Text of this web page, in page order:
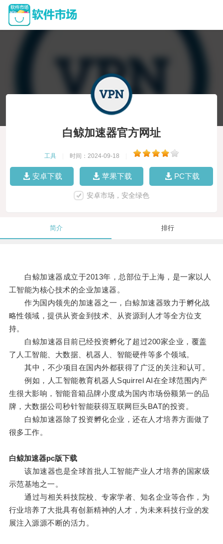
白鲸加速器官方网址
工具 时间：2024-09-18
安卓下载 苹果下载 PC下载
安卓市场，安全绿色
简介 排行
白鲸加速器成立于2013年，总部位于上海，是一家以人
工智能为核心技术的企业加速器。
作为国内领先的加速器之一，白鲸加速器致力于孵化战
略性领域，提供从资金到技术、从资源到人才等全方位支
持。
白鲸加速器目前已经投资孵化了超过200家企业，覆盖
了人工智能、大数据、机器人、智能硬件等多个领域。
其中，不少项目在国内外都获得了广泛的关注和认可。
例如，人工智能教育机器人Squirrel AI在全球范围内产
生很大影响，智能音箱品牌小度成为国内市场份额第一的品
牌，大数据公司秒针智能获得互联网巨头BAT的投资。
白鲸加速器除了投资孵化企业，还在人才培养方面做了
很多工作。
白鲸加速器pc版下载
该加速器也是全球首批人工智能产业人才培养的国家级
示范基地之一。
通过与相关科技院校、专家学者、知名企业等合作，为
行业培养了大批具有创新精神的人才，为未来科技行业的发
展注入源源不断的活力。